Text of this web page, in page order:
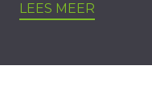
LEES MEER